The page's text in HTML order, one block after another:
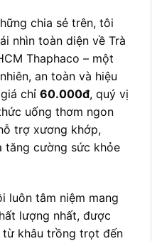
chia sẻ trên, tôi
nhìn toàn diện về Trà
Thaphaco – một
an toàn và hiệu
chỉ 60.000đ, quý vị
uống thơm ngon
trợ xương khớp,
tăng cường sức khỏe
luôn tâm niệm mang
lượng nhất, được
từ khâu trồng trọt đến